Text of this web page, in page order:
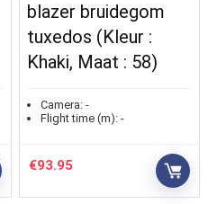
blazer bruidegom
tuxedos (Kleur :
Khaki, Maat : 58)
Camera: -
Flight time (m): -
€93.95